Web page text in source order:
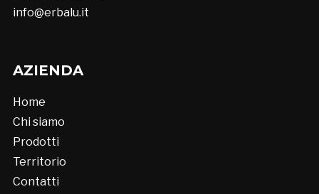
info@erbalu.it
AZIENDA
Home
Chi siamo
Prodotti
Territorio
Contatti